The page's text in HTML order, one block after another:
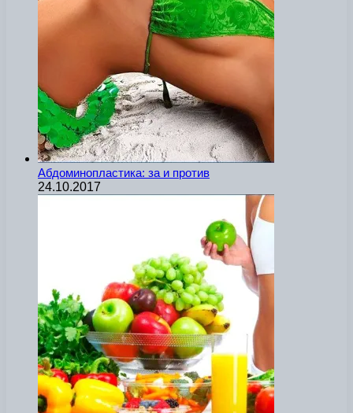
Абдоминопластика: за и против
24.10.2017